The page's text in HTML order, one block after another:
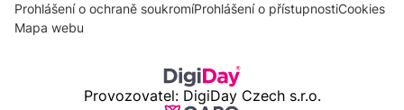
Prohlášení o ochraně soukromíProhlášení o přístupnostiCookies
Mapa webu
Provozovatel: DigiDay Czech s.r.o.